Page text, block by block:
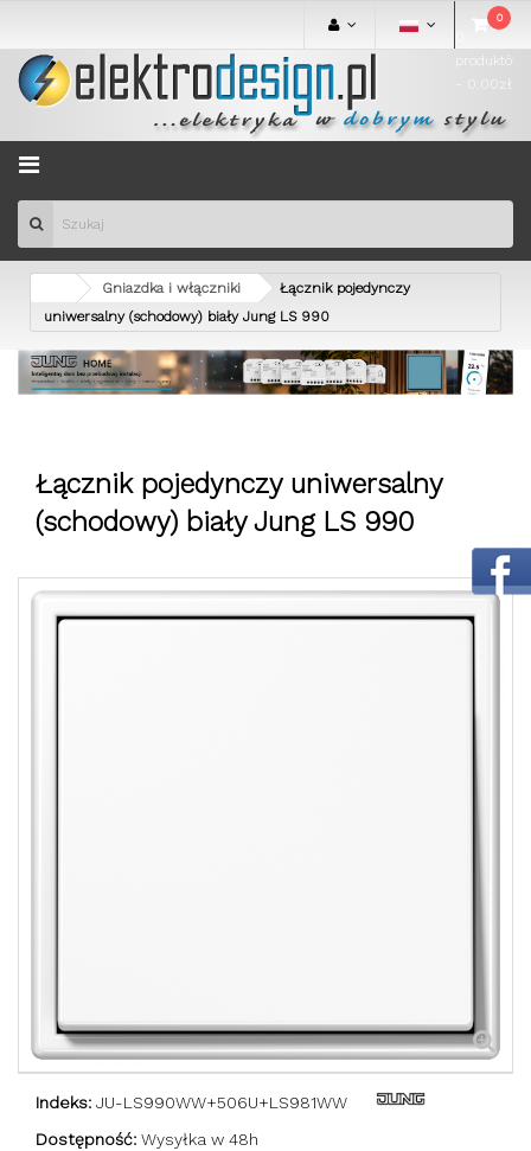
0
produktów
- 0.00zł
Menu
Gniazdka i włączniki
Łącznik pojedynczy
uniwersalny (schodowy) biały Jung LS 990
Łącznik pojedynczy uniwersalny
(schodowy) biały Jung LS 990
Indeks: JU-LS990WW+506U+LS981WW
Dostępność: Wysyłka w 48h